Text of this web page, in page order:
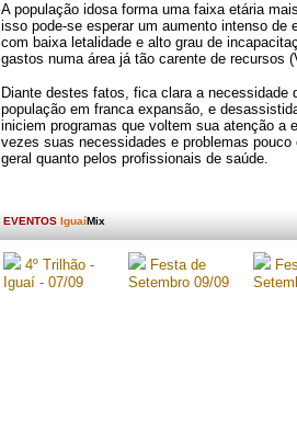
A população idosa forma uma faixa etária
isso pode-se esperar um aumento intenso de
com baixa letalidade e alto grau de
gastos numa área já tão carente de recursos
Diante destes fatos, fica clara a necessidade
população em franca expansão, e
iniciem programas que voltem sua atenção a
vezes suas necessidades e problemas
geral quanto pelos profissionais de saúde.
EVENTOS IguaíMix